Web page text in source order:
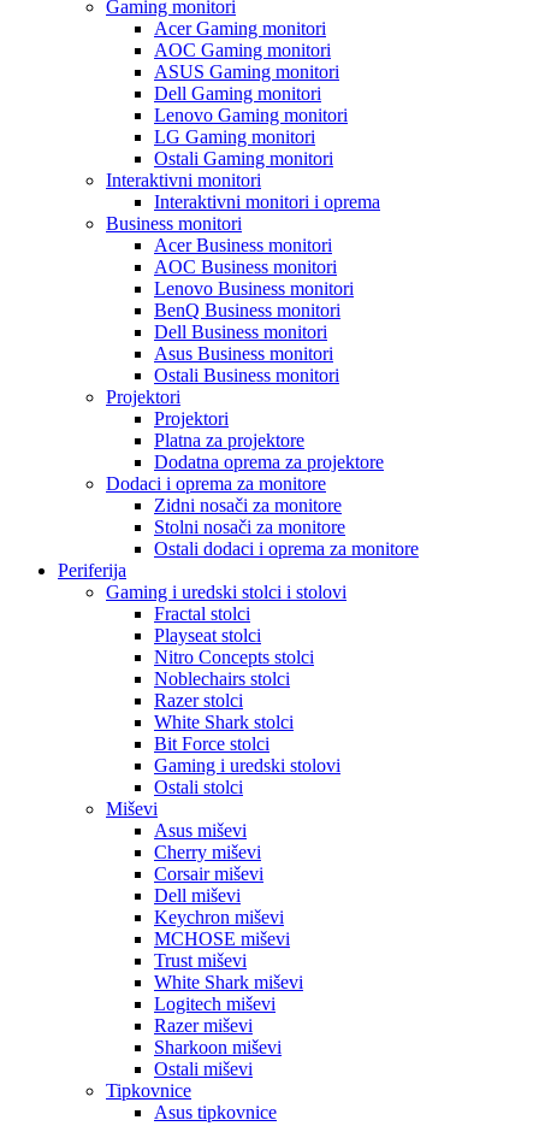
Gaming monitori
Acer Gaming monitori
AOC Gaming monitori
ASUS Gaming monitori
Dell Gaming monitori
Lenovo Gaming monitori
LG Gaming monitori
Ostali Gaming monitori
Interaktivni monitori
Interaktivni monitori i oprema
Business monitori
Acer Business monitori
AOC Business monitori
Lenovo Business monitori
BenQ Business monitori
Dell Business monitori
Asus Business monitori
Ostali Business monitori
Projektori
Projektori
Platna za projektore
Dodatna oprema za projektore
Dodaci i oprema za monitore
Zidni nosači za monitore
Stolni nosači za monitore
Ostali dodaci i oprema za monitore
Periferija
Gaming i uredski stolci i stolovi
Fractal stolci
Playseat stolci
Nitro Concepts stolci
Noblechairs stolci
Razer stolci
White Shark stolci
Bit Force stolci
Gaming i uredski stolovi
Ostali stolci
Miševi
Asus miševi
Cherry miševi
Corsair miševi
Dell miševi
Keychron miševi
MCHOSE miševi
Trust miševi
White Shark miševi
Logitech miševi
Razer miševi
Sharkoon miševi
Ostali miševi
Tipkovnice
Asus tipkovnice